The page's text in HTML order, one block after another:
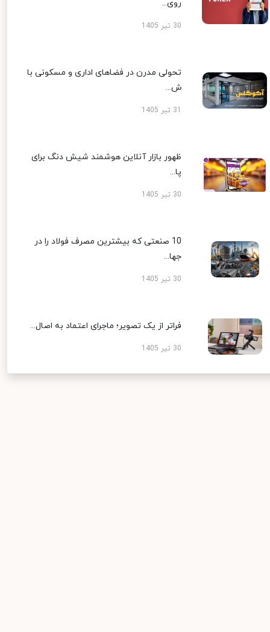
روی...
30 تیر 1405
تحولی مدرن در فضاهای اداری و مسکونی با
ش...
ظهور بازار آنلاین هوشمند شیش دنگ برای
پا...
30 تیر 1405
10 صنعتی که بیشترین مصرف فولاد را در
جها...
30 تیر 1405
فراتر از یک تصویر؛ ماجرای اعتماد به اصال...
30 تیر 1405